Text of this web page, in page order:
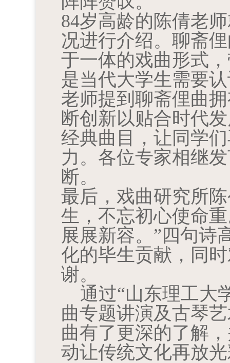
84岁高龄的陈倩老
况进行介绍。聊斋
于一体的戏曲形式
是当代大学生需要
老师提到聊斋俚曲
断创新以贴合时代
经典曲目，让同学
力。各位专家相继
断。
最后，戏曲研究所
生，不忘初心使命
展展新容。”四句诗
化的毕生贡献，同
谢。
通过“山东理工
曲专题讲演及古琴
曲有了更深的了解
动让传统文化再放